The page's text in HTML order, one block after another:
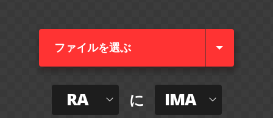
ファイルを選ぶ
RA に IMA